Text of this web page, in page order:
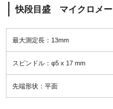
快段目盛 マイクロメー
最大測定長：13mm
スピンドル：φ5 x 17 mm
先端形状：平面